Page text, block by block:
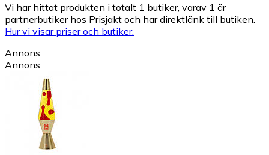
Vi har hittat produkten i totalt 1 butiker, varav 1 är
partnerbutiker hos Prisjakt och har direktlänk till butiken.
Hur vi visar priser och butiker.
Annons
Annons